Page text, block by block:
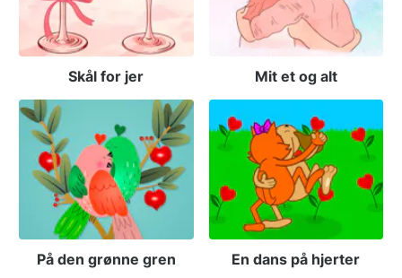
Skål for jer Mit et og alt
På den grønne gren En dans på hjerter